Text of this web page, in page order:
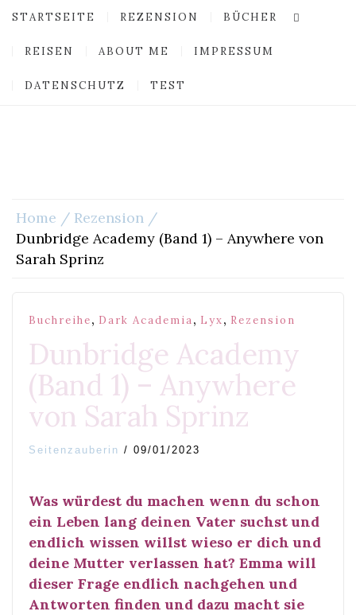
STARTSEITE REZENSION BÜCHER
REISEN ABOUT ME IMPRESSUM
DATENSCHUTZ TEST
Home
Rezension
Dunbridge Academy (Band 1) – Anywhere von
Sarah Sprinz
Buchreihe, Dark Academia, Lyx, Rezension
Dunbridge Academy
(Band 1) – Anywhere
von Sarah Sprinz
Seitenzauberin / 09/01/2023
Was würdest du machen wenn du schon
ein Leben lang deinen Vater suchst und
endlich wissen willst wieso er dich und
deine Mutter verlassen hat? Emma will
dieser Frage endlich nachgehen und
Antworten finden und dazu macht sie